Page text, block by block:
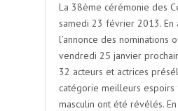
La 38ème cérémonie des
samedi 23 février 2013. En
l’annonce des nominations
vendredi 25 janvier
32 acteurs et actrices
catégorie meilleurs espoirs
masculin ont été révélés.